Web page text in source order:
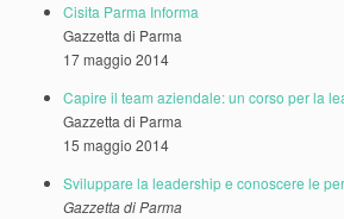
Cisita Parma Informa
Gazzetta di Parma
17 maggio 2014
Capire il team aziendale: un corso per la
Gazzetta di Parma
15 maggio 2014
Sviluppare la leadership e conoscere le
Gazzetta di Parma